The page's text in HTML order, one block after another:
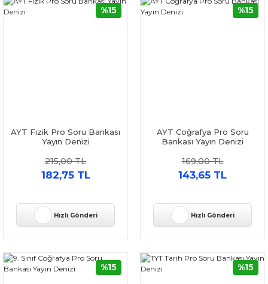
AYT Fizik Pro Soru Bankası
Yayın Denizi
215,00 TL
182,75 TL
%15
Hızlı Gönderi
AYT Coğrafya Pro Soru
Bankası Yayın Denizi
169,00 TL
143,65 TL
%15
Hızlı Gönderi
%15 %15